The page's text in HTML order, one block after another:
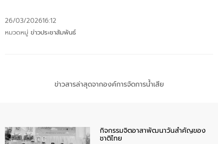
26/03/202616:12
หมวดหมู่ ข่าวประชาสัมพันธ์
ข่าวสารล่าสุดจากองค์การจัดการน้ำเสีย
กิจกรรมจิตอาสาพัฒนาวันสําคัญของ
ชาติไทย